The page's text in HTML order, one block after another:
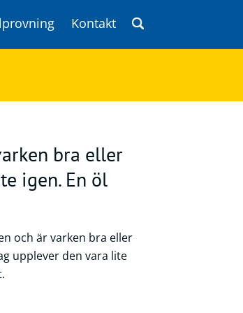
Kontakt
bra eller
igen. En öl
och är varken bra eller
upplever den vara lite